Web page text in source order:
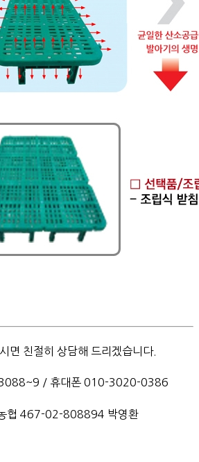
면 친절히 상담해 드리겠습니다.
/ 휴대폰 010-3020-0386
협 467-02-808894 박영환